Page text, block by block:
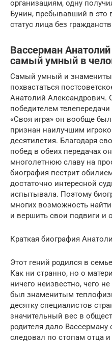
организациям, одну
Бунин, пребывавший в
статус лица без
Вассерман
самый умный в
Самый умный и
похвастаться
Анатолий Александрович.
победителем телепередачи
«Своя игра» он вообще
признан наилучшим
десятилетия. Благодаря
побед в обеих передачах
многолетнюю славу на
биография пестрит
достаточно интересной
испытывала. Поэтому
многих возможность
и вершить свои подвиги и
Краткая биография
Этот гений родился в
Как ни странно, но о
ничего неизвестно, чего
был знаменитым
десятку специалистов
значительный вес в
родителя дало Вассерману
следовал по стопам отца